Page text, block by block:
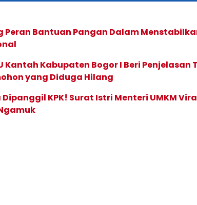
Peran Bantuan Pangan Dalam
Kantah Kabupaten Bogor I Beri Penjelasan
yang Diduga Hilang
KPK! Surat Istri Menteri UMKM